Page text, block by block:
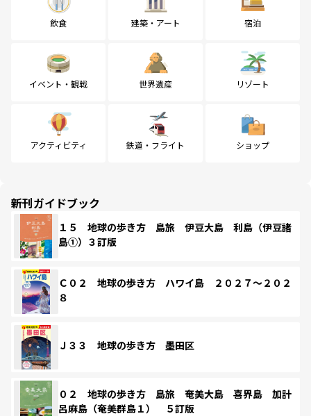
飲食 建築・アート 宿泊
イベント・観戦 世界遺産 リゾート
アクティビティ 鉄道・フライト ショップ
新刊ガイドブック
１５ 地球の歩き方 島旅 伊豆大島 利島（伊豆諸
島①）３訂版
Ｃ０２ 地球の歩き方 ハワイ島 ２０２７～２０２
８
Ｊ３３ 地球の歩き方 墨田区
０２ 地球の歩き方 島旅 奄美大島 喜界島 加計
呂麻島（奄美群島１） ５訂版